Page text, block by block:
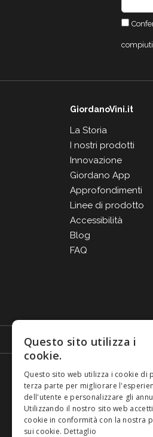
compiuti
GiordanoVini.it
La Storia
I nostri prodotti
Innovazione
Giordano App
Approfondimenti
Linee di prodotto
Accessibilità
Blog
FAQ
Questo sito utilizza i
cookie.
Questo sito web utilizza i cookie di
terza parte per migliorare
dell'utente e personalizzare gli
Utilizzando il nostro sito web
cookie in conformità con la nostra
sui cookie. Dettaglio